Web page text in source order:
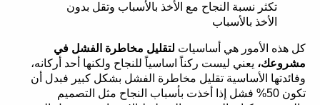
تكثر نسبة النجاح مع الأخذ بالأسباب وتقل بدون
الأخذ بالأسباب
كل هذه الأمور هي أساسيات لتقليل مخاطرة الفشل في
مشروعك، يعني ليست ركناً اساسياً للنجاح ولكنها أحد أركانه،
وفائدتها الأساسية تقليل مخاطرة الفشل بشكل كبير فبدل أن
تكون 50% فشل إذا أخذت بأسباب النجاح مثل التصميم